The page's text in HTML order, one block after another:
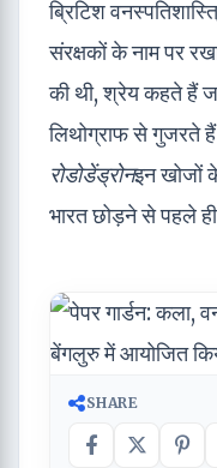
ब्रिटिश
संरक्षकों के नाम पर
की थी, श्रेय कहते हैं
लिथोग्राफ से गुजरते
रोडोडेंड्रोनइन खोजों
भारत छोड़ने से पहले
SHARE